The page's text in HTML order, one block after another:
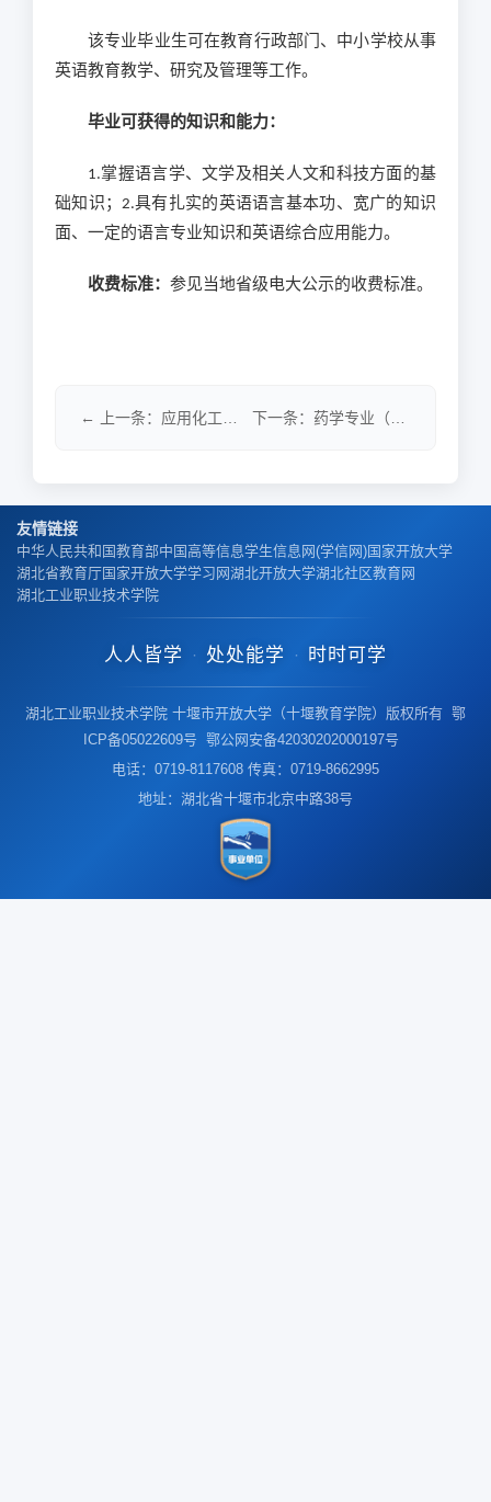
该专业毕业生可在教育行政部门、中小学校从事
英语教育教学、研究及管理等工作。
毕业可获得的知识和能力：
1.掌握语言学、文学及相关人文和科技方面的基
础知识；2.具有扎实的英语语言基本功、宽广的知识
面、一定的语言专业知识和英语综合应用能力。
收费标准： 参见当地省级电大公示的收费标准。
← 上一条：应用化工技术专业（专科） 下一条：药学专业（专科） →
友情链接
中华人民共和国教育部中国高等信息学生信息网(学信网)国家开放大学
湖北省教育厅国家开放大学学习网湖北开放大学湖北社区教育网
湖北工业职业技术学院
人人皆学 · 处处能学 · 时时可学
湖北工业职业技术学院 十堰市开放大学（十堰教育学院）版权所有 鄂
ICP备05022609号 鄂公网安备42030202000197号
电话：0719-8117608 传真：0719-8662995
地址：湖北省十堰市北京中路38号